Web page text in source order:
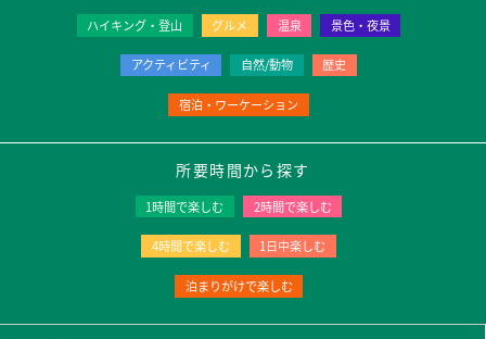
ハイキング・登山 グルメ 温泉 景色・夜景
アクティビティ 自然/動物 歴史
宿泊・ワーケーション
所要時間から探す
1時間で楽しむ 2時間で楽しむ
4時間で楽しむ 1日中楽しむ
泊まりがけで楽しむ